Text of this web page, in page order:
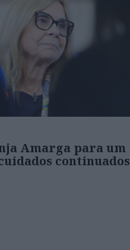
Amarga para um
continuados